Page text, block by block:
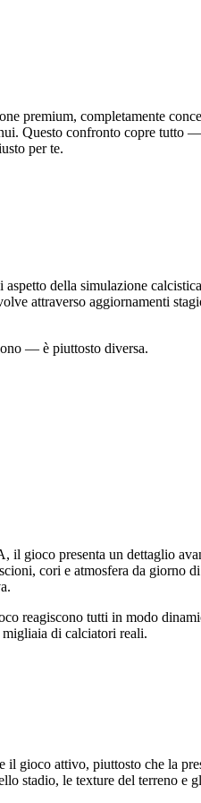
premium, completamente
Questo confronto copre
per te.
della simulazione
attraverso aggiornamenti
— è piuttosto diversa.
gioco presenta un dettaglio
cori e atmosfera da giorno
reagiscono tutti in modo
di calciatori reali.
gioco attivo, piuttosto che la
stadio, le texture del terreno e